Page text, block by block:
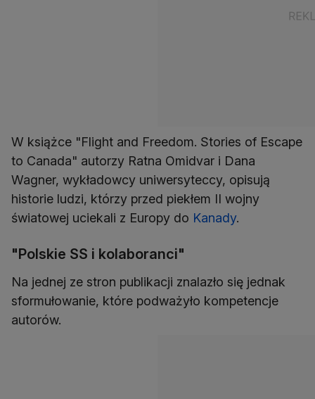
W książce "Flight and Freedom. Stories of Escape
to Canada" autorzy Ratna Omidvar i Dana
Wagner, wykładowcy uniwersyteccy, opisują
historie ludzi, którzy przed piekłem II wojny
światowej uciekali z Europy do Kanady.
"Polskie SS i kolaboranci"
Na jednej ze stron publikacji znalazło się jednak
sformułowanie, które podważyło kompetencje
autorów.